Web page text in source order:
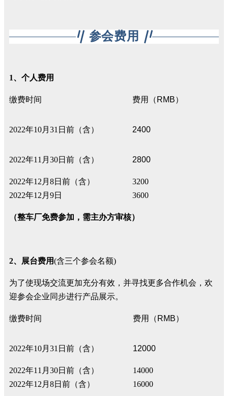
参会费用
1、个人费用
缴费时间 费用（ RMB）
2022年10月31日前（含） 2400
2022年11月30日前（含） 2800
2022年12月8日前（含）
3200
2022年12月9日
3600
（整车厂免费参加，需主办方审核）
2、展台费用(含三个参会名额)
为了使现场交流更加充分有效，并寻找更多合作机会，欢
迎参会企业同步进行产品展示。
缴费时间 费用（ RMB）
2022年10月31日前（含） 12000
2022年11月30日前（含）
14000
2022年12月8日前（含）
16000